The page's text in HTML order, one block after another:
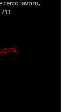
cerco lavoro,